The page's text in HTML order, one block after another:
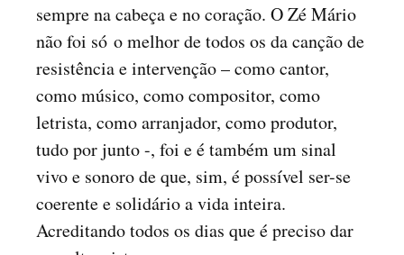
sempre na cabeça e no coração. O Zé Mário
não foi só o melhor de todos os da canção de
resistência e intervenção – como cantor,
como músico, como compositor, como
letrista, como arranjador, como produtor,
tudo por junto -, foi e é também um sinal
vivo e sonoro de que, sim, é possível ser-se
coerente e solidário a vida inteira.
Acreditando todos os dias que é preciso dar